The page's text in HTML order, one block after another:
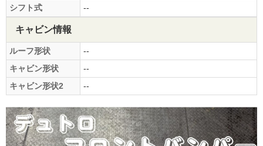
シフト式
--
キャビン情報
ルーフ形状
--
キャビン形状
--
キャビン形状2
--